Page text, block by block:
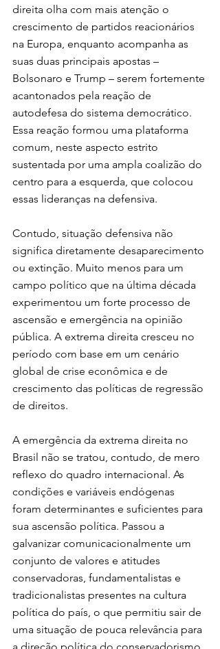
direita olha com mais atenção o
crescimento de partidos reacionários
na Europa, enquanto acompanha as
suas duas principais apostas –
Bolsonaro e Trump – serem fortemente
acantonados pela reação de
autodefesa do sistema democrático.
Essa reação formou uma plataforma
comum, neste aspecto estrito
sustentada por uma ampla coalizão do
centro para a esquerda, que colocou
essas lideranças na defensiva.
Contudo, situação defensiva não
significa diretamente desaparecimento
ou extinção. Muito menos para um
campo político que na última década
experimentou um forte processo de
ascensão e emergência na opinião
pública. A extrema direita cresceu no
período com base em um cenário
global de crise econômica e de
crescimento das políticas de regressão
de direitos.
A emergência da extrema direita no
Brasil não se tratou, contudo, de mero
reflexo do quadro internacional. As
condições e variáveis endógenas
foram determinantes e suficientes para
sua ascensão política. Passou a
galvanizar comunicacionalmente um
conjunto de valores e atitudes
conservadoras, fundamentalistas e
tradicionalistas presentes na cultura
política do país, o que permitiu sair de
uma situação de pouca relevância para